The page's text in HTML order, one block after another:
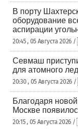
В порту
оборудование
аспирации
20:45 , 05 Августа 2026 /
Севмаш
для атомного
20:30 , 05 Августа 2026 /
Благодаря
Москве
20:15 , 05 Августа 2026 /